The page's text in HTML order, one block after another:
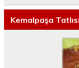
Kemalpaşa Tatlısı